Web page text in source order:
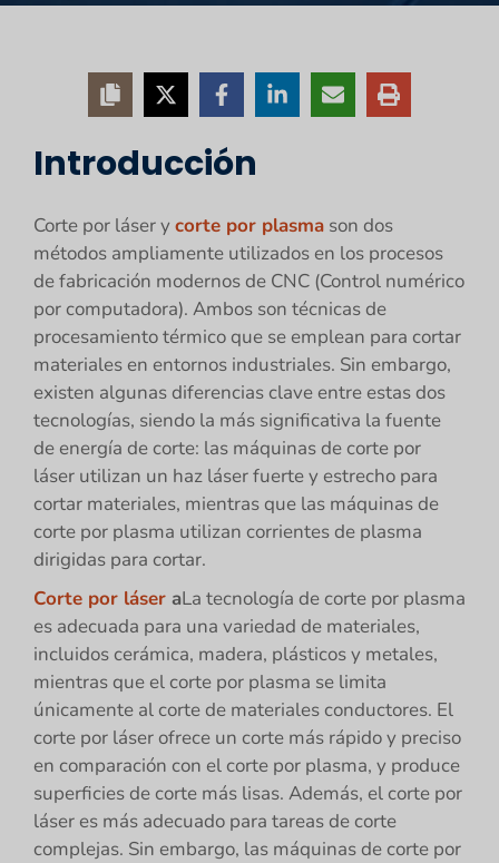
Introducción
Corte por láser ycorte por plasma son dos
métodos ampliamente utilizados en los procesos
de fabricación modernos de CNC (Control numérico
por computadora). Ambos son técnicas de
procesamiento térmico que se emplean para cortar
materiales en entornos industriales. Sin embargo,
existen algunas diferencias clave entre estas dos
tecnologías, siendo la más significativa la fuente
de energía de corte: las máquinas de corte por
láser utilizan un haz láser fuerte y estrecho para
cortar materiales, mientras que las máquinas de
corte por plasma utilizan corrientes de plasma
dirigidas para cortar.
Corte por láser aLa tecnología de corte por plasma
es adecuada para una variedad de materiales,
incluidos cerámica, madera, plásticos y metales,
mientras que el corte por plasma se limita
únicamente al corte de materiales conductores. El
corte por láser ofrece un corte más rápido y preciso
en comparación con el corte por plasma, y produce
superficies de corte más lisas. Además, el corte por
láser es más adecuado para tareas de corte
complejas. Sin embargo, las máquinas de corte por